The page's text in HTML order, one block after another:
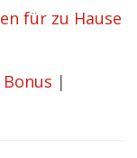
für zu Hause
|